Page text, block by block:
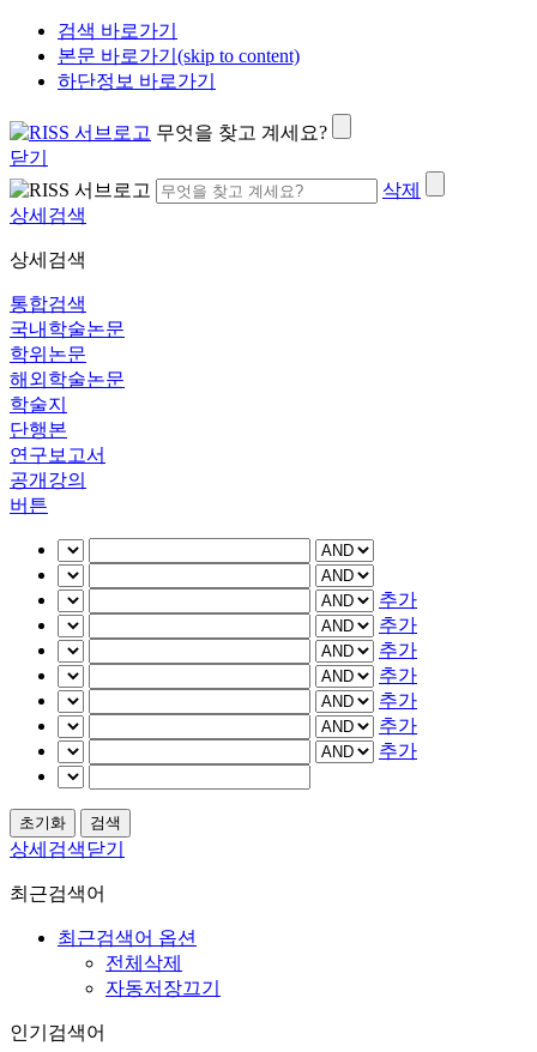
검색 바로가기
본문 바로가기(skip to content)
하단정보 바로가기
무엇을 찾고 계세요?
닫기
삭제
상세검색
상세검색
통합검색
국내학술논문
학위논문
해외학술논문
학술지
단행본
연구보고서
공개강의
버튼
추가
추가
추가
추가
추가
추가
추가
상세검색닫기
최근검색어
최근검색어 옵션
전체삭제
자동저장끄기
인기검색어